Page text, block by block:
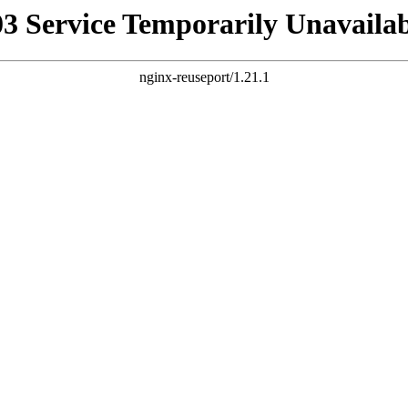
Service Temporarily
nginx-reuseport/1.21.1